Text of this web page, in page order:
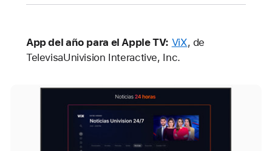
App del año para el Apple TV: ViX, de
TelevisaUnivision Interactive, Inc.